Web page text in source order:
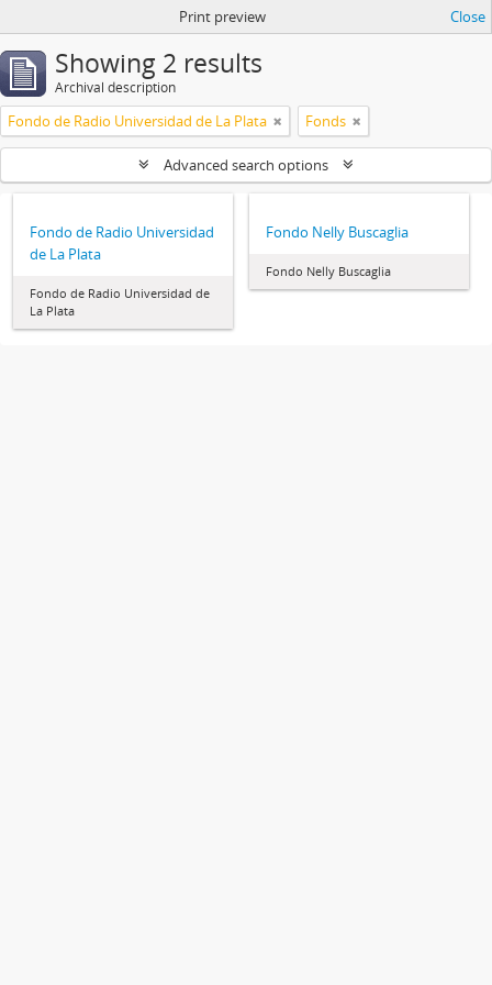
Print preview Close
Showing 2 results
Archival description
Fondo de Radio Universidad de La Plata Fonds
Advanced search options
Fondo de Radio Universidad
de La Plata
Fondo de Radio Universidad de
La Plata
Fondo Nelly Buscaglia
Fondo Nelly Buscaglia